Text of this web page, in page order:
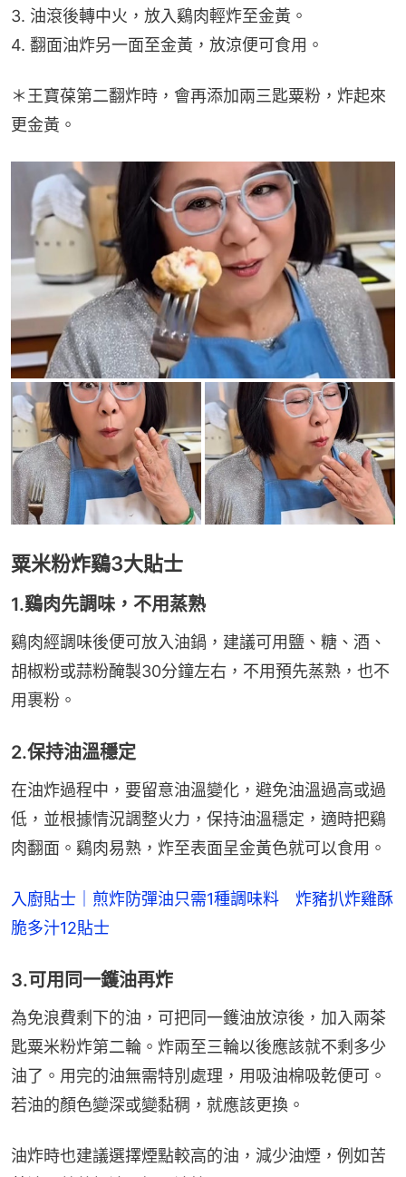
3. 油滾後轉中火，放入鷄肉輕炸至金黃。
4. 翻面油炸另一面至金黃，放涼便可食用。
＊王寶葆第二翻炸時，會再添加兩三匙粟粉，炸起來
更金黃。
粟米粉炸鷄3大貼士
1.鷄肉先調味，不用蒸熟
鷄肉經調味後便可放入油鍋，建議可用鹽、糖、酒、
胡椒粉或蒜粉醃製30分鐘左右，不用預先蒸熟，也不
用裹粉。
2.保持油溫穩定
在油炸過程中，要留意油溫變化，避免油溫過高或過
低，並根據情況調整火力，保持油溫穩定，適時把鷄
肉翻面。鷄肉易熟，炸至表面呈金黃色就可以食用。
入廚貼士｜煎炸防彈油只需1種調味料　炸豬扒炸雞酥
脆多汁12貼士
3.可用同一鑊油再炸
為免浪費剩下的油，可把同一鑊油放涼後，加入兩茶
匙粟米粉炸第二輪。炸兩至三輪以後應該就不剩多少
油了。用完的油無需特別處理，用吸油棉吸乾便可。
若油的顏色變深或變黏稠，就應該更換。
油炸時也建議選擇煙點較高的油，減少油煙，例如苦